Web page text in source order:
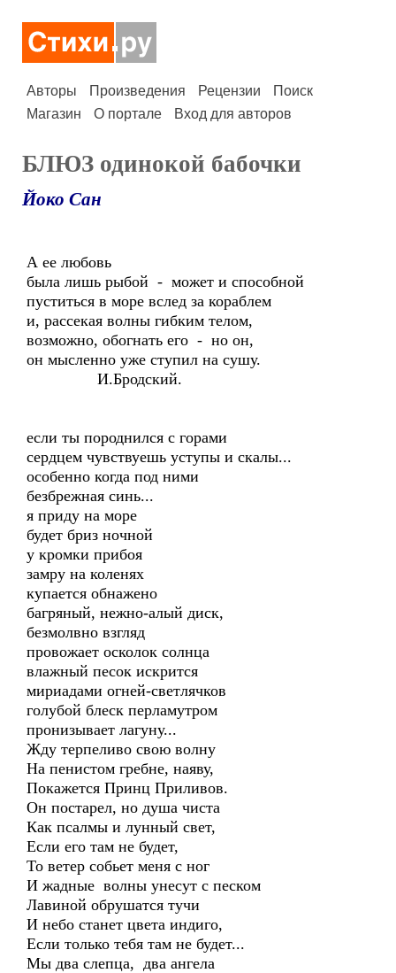
Авторы Произведения Рецензии
Поиск
Магазин
О портале Вход для авторов
БЛЮЗ одинокой бабочки
Йоко Сан
А ее любовь
была лишь рыбой - может и способной
пуститься в море вслед за кораблем
и, рассекая волны гибким телом,
возможно, обогнать его - но он,
он мысленно уже ступил на сушу.
И.Бродский.
если ты породнился с горами
сердцем чувствуешь уступы и скалы...
особенно когда под ними
безбрежная синь...
я приду на море
будет бриз ночной
у кромки прибоя
замру на коленях
купается обнажено
багряный, нежно-алый диск,
безмолвно взгляд
провожает осколок солнца
влажный песок искрится
мириадами огней-светлячков
голубой блеск перламутром
пронизывает лагуну...
Жду терпеливо свою волну
На пенистом гребне, наяву,
Покажется Принц Приливов.
Он постарел, но душа чиста
Как псалмы и лунный свет,
Если его там не будет,
То ветер собьет меня с ног
И жадные волны унесут с песком
Лавиной обрушатся тучи
И небо станет цвета индиго,
Если только тебя там не будет...
Мы два слепца, два ангела